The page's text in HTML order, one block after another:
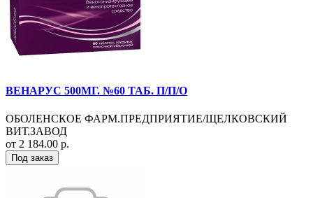
ВЕНАРУС 500МГ. №60 ТАБ. П/П/О
ОБОЛЕНСКОЕ ФАРМ.ПРЕДПРИЯТИЕ/ЩЕЛКОВСКИЙ
ВИТ.ЗАВОД
от 2 184.00 р.
Под заказ